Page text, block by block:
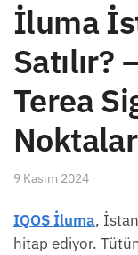
İluma
Satılır?
Terea
9 Kasım 2024
IQOS İluma,
hitap ediyor.